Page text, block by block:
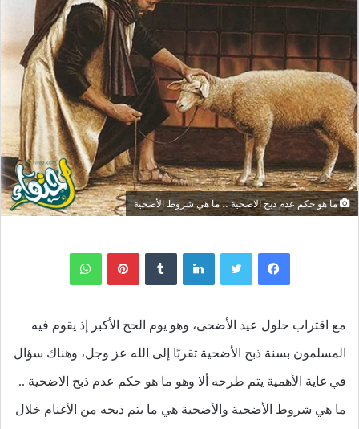
ما هو حكم عدم ذبح الاضحية .. ما هي شروط الأضحية
لينكدإن ‏Tumblr بينتيريستواتساب
مع اقتراب حلول عيد الأضحى، وهو يوم الحج الأكبر إذ يقوم فيه
المسلمون بسنة ذبح الأضحية تقربًا إلى الله عز وجل، وهناك سؤال
في غاية الأهمية يتم طرحه ألا وهو ما هو حكم عدم ذبح الاضحية ..
ما هي شروط الأضحية والأضحية هي ما يتم ذبحه من الأغنام خلال